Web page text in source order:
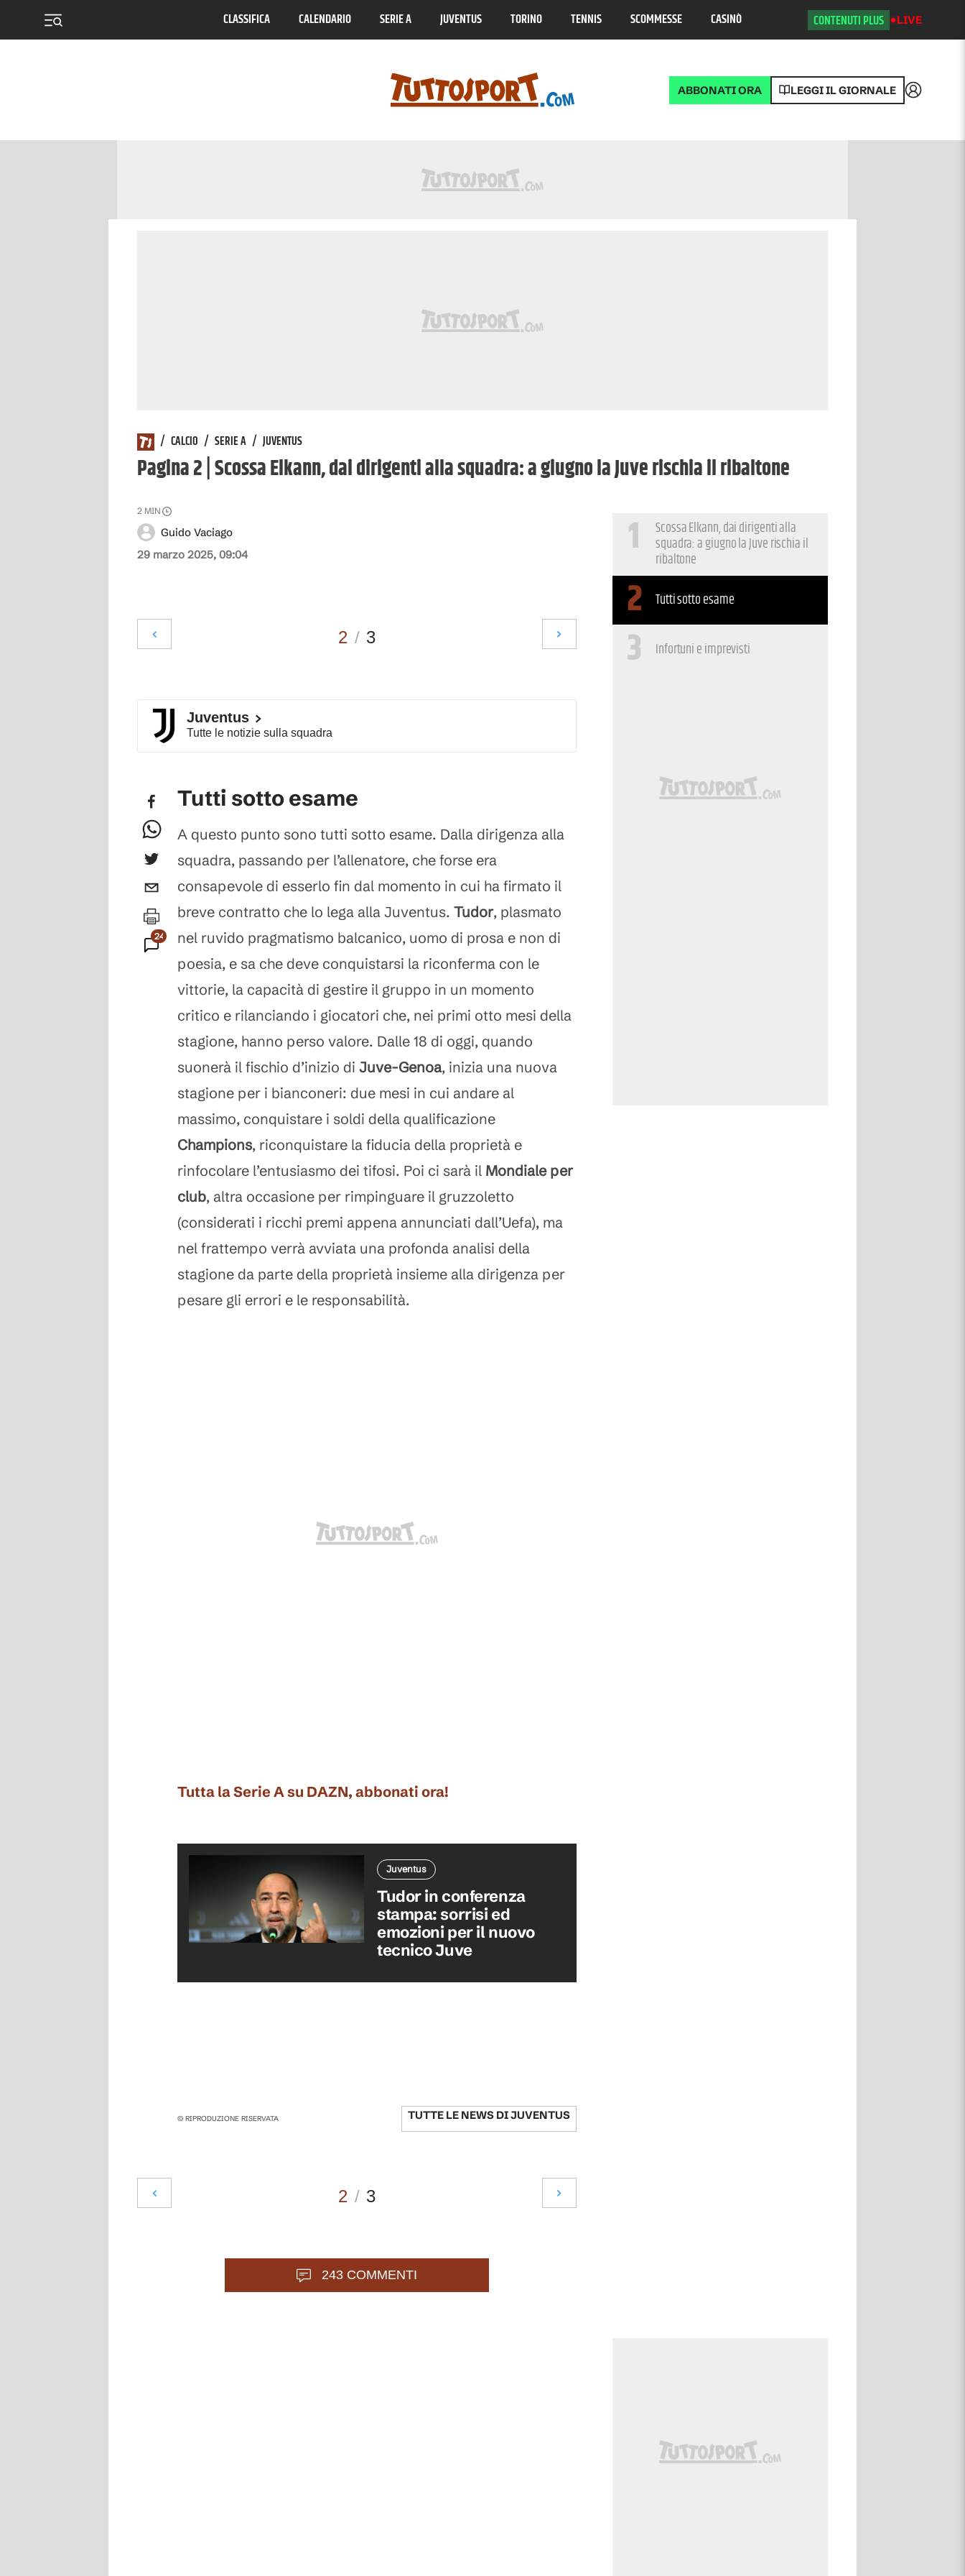
CLASSIFICA CALENDARIO SERIE A JUVENTUS TORINO TENNIS SCOMMESSE CASINÒ CONTENUTI PLUS LIVE
ABBONATI ORA LEGGI IL GIORNALE Accedi
/ CALCIO / SERIE A / JUVENTUS
Pagina 2 | Scossa Elkann, dai dirigenti alla squadra: a giugno la Juve rischia il ribaltone
29 marzo 2025, 09:04
Guido Vaciago
2 MIN
2 / 3
Juventus
Tutte le notizie sulla squadra
243
Commenti
Tutti sotto esame
A questo punto sono tutti sotto esame. Dalla dirigenza alla
squadra, passando per l’allenatore, che forse era
consapevole di esserlo fin dal momento in cui ha firmato il
breve contratto che lo lega alla Juventus. Tudor, plasmato
nel ruvido pragmatismo balcanico, uomo di prosa e non di
poesia, e sa che deve conquistarsi la riconferma con le
vittorie, la capacità di gestire il gruppo in un momento
critico e rilanciando i giocatori che, nei primi otto mesi della
stagione, hanno perso valore. Dalle 18 di oggi, quando
suonerà il fischio d’inizio di Juve-Genoa, inizia una nuova
stagione per i bianconeri: due mesi in cui andare al
massimo, conquistare i soldi della qualificazione
Champions, riconquistare la fiducia della proprietà e
rinfocolare l’entusiasmo dei tifosi. Poi ci sarà il Mondiale per
club, altra occasione per rimpinguare il gruzzoletto
(considerati i ricchi premi appena annunciati dall’Uefa), ma
nel frattempo verrà avviata una profonda analisi della
stagione da parte della proprietà insieme alla dirigenza per
pesare gli errori e le responsabilità.
Tutta la Serie A su DAZN, abbonati ora!
Juventus
Tudor in conferenza
stampa: sorrisi ed
emozioni per il nuovo
tecnico Juve
© RIPRODUZIONE RISERVATA TUTTE LE NEWS DIJUVENTUS
2 / 3
243 COMMENTI
1 Scossa Elkann, dai dirigenti alla
squadra: a giugno la Juve rischia il
ribaltone
2 Tutti sotto esame
3 Infortuni e imprevisti